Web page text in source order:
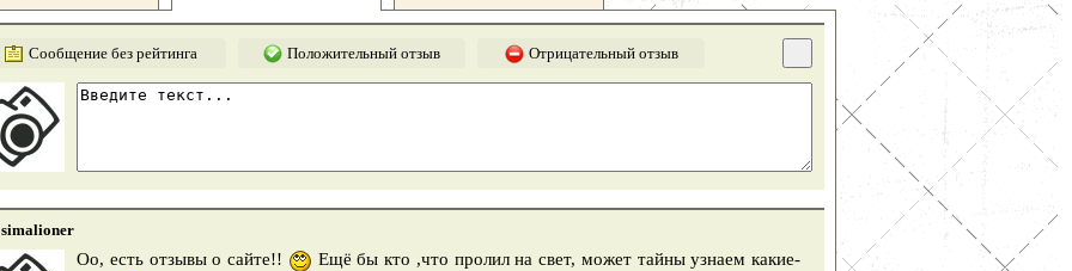
Сообщение без рейтинга Положительный отзыв Отрицательный отзыв
simalioner
Оо, есть отзывы о сайте!!
Ещё бы кто ,что пролил на свет, может тайны узнаем какие-